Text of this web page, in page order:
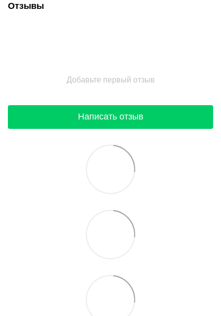
Отзывы
Добавьте первый отзыв
Написать отзыв